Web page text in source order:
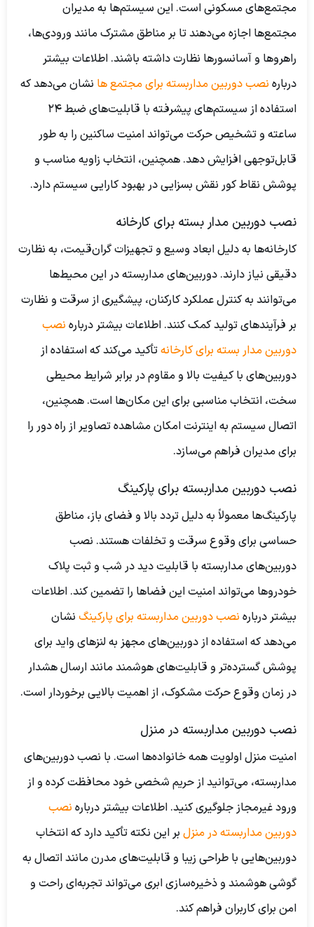
مجتمع‌های مسکونی است. این سیستم‌ها به مدیران
مجتمع‌ها اجازه می‌دهند تا بر مناطق مشترک مانند ورودی‌ها،
راهروها و آسانسورها نظارت داشته باشند. اطلاعات بیشتر
درباره نصب دوربین مداربسته برای مجتمع ها نشان می‌دهد که
استفاده از سیستم‌های پیشرفته با قابلیت‌های ضبط 24
ساعته و تشخیص حرکت می‌تواند امنیت ساکنین را به طور
قابل‌توجهی افزایش دهد. همچنین، انتخاب زاویه مناسب و
پوشش نقاط کور نقش بسزایی در بهبود کارایی سیستم دارد.
نصب دوربین مدار بسته برای کارخانه
کارخانه‌ها به دلیل ابعاد وسیع و تجهیزات گران‌قیمت، به نظارت
دقیقی نیاز دارند. دوربین‌های مداربسته در این محیط‌ها
می‌توانند به کنترل عملکرد کارکنان، پیشگیری از سرقت و نظارت
بر فرآیندهای تولید کمک کنند. اطلاعات بیشتر درباره نصب
دوربین مدار بسته برای کارخانهتأکید می‌کند که استفاده از
دوربین‌های با کیفیت بالا و مقاوم در برابر شرایط محیطی
سخت، انتخاب مناسبی برای این مکان‌ها است. همچنین،
اتصال سیستم به اینترنت امکان مشاهده تصاویر از راه دور را
برای مدیران فراهم می‌سازد.
نصب دوربین مداربسته برای پارکینگ
پارکینگ‌ها معمولاً به دلیل تردد بالا و فضای باز، مناطق
حساسی برای وقوع سرقت و تخلفات هستند. نصب
دوربین‌های مداربسته با قابلیت دید در شب و ثبت پلاک
خودروها می‌تواند امنیت این فضاها را تضمین کند. اطلاعات
بیشتر درباره نصب دوربین مداربسته برای پارکینگ نشان
می‌دهد که استفاده از دوربین‌های مجهز به لنزهای واید برای
پوشش گسترده‌تر و قابلیت‌های هوشمند مانند ارسال هشدار
در زمان وقوع حرکت مشکوک، از اهمیت بالایی برخوردار است.
نصب دوربین مداربسته در منزل
امنیت منزل اولویت همه خانواده‌ها است. با نصب دوربین‌های
مداربسته، می‌توانید از حریم شخصی خود محافظت کرده و از
ورود غیرمجاز جلوگیری کنید. اطلاعات بیشتر درباره نصب
دوربین مداربسته در منزل بر این نکته تأکید دارد که انتخاب
دوربین‌هایی با طراحی زیبا و قابلیت‌های مدرن مانند اتصال به
گوشی هوشمند و ذخیره‌سازی ابری می‌تواند تجربه‌ای راحت و
امن برای کاربران فراهم کند.